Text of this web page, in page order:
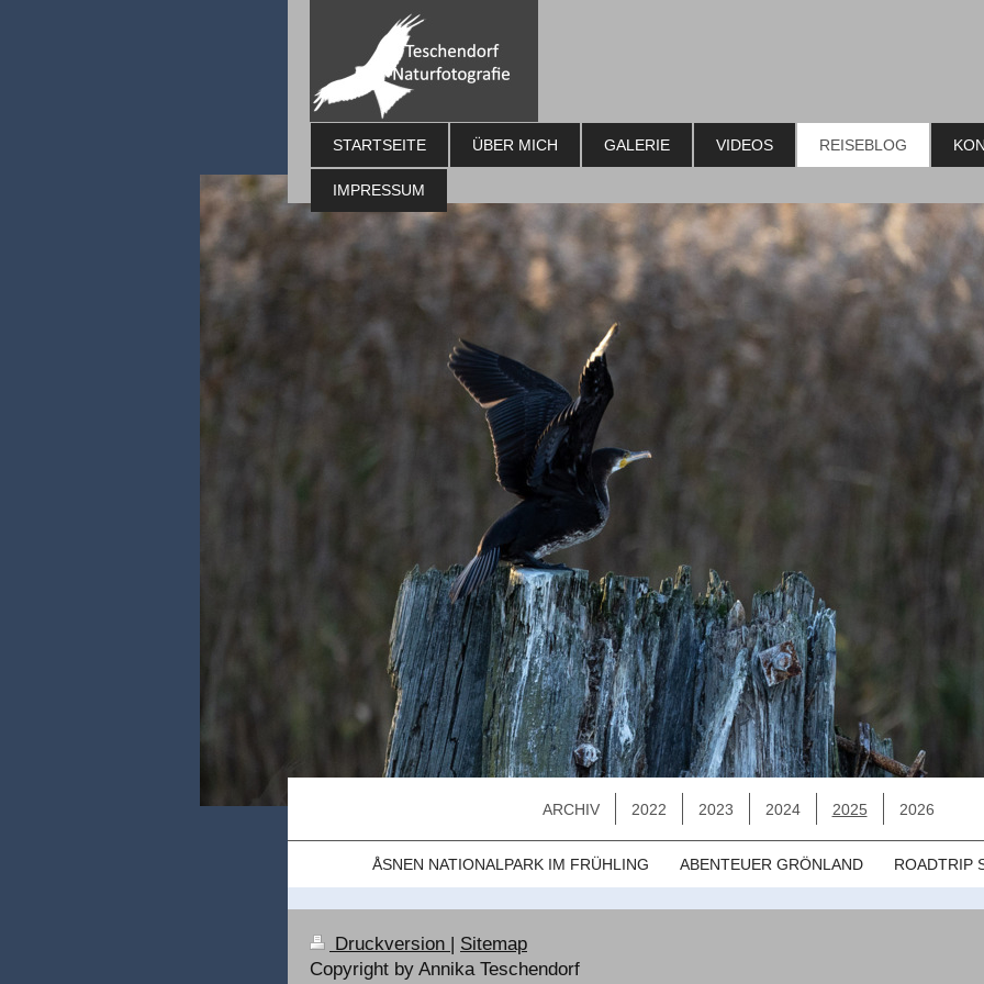
STARTSEITE ÜBER MICH GALERIE VIDEOS REISEBLOG
IMPRESSUM
ARCHIV 2022 2023 2024 2025 2026
ÅSNEN NATIONALPARK IM FRÜHLING ABENTEUER GRÖNLAND ROADTRIP
Druckversion
Sitemap
Copyright by Annika Teschendorf